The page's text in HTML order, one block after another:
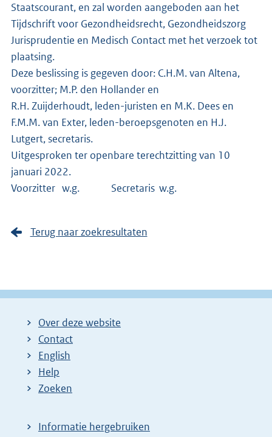
Staatscourant, en zal worden aangeboden aan het
Tijdschrift voor Gezondheidsrecht, Gezondheidszorg
Jurisprudentie en Medisch Contact met het verzoek tot
plaatsing.
Deze beslissing is gegeven door: C.H.M. van Altena,
voorzitter; M.P. den Hollander en
R.H. Zuijderhoudt, leden-juristen en M.K. Dees en
F.M.M. van Exter, leden-beroepsgenoten en H.J.
Lutgert, secretaris.
Uitgesproken ter openbare terechtzitting van 10
januari 2022.
Voorzitter w.g. Secretaris w.g.
Terug naar zoekresultaten
Over deze website
Contact
English
Help
Zoeken
Informatie hergebruiken